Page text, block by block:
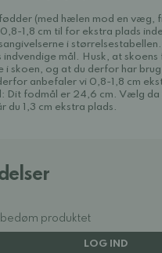
(med hælen mod en væg,
1,8 cm til for ekstra plads
i
indvendige mål. Husk, at
i skoen, og at du derfor har
anbefaler vi 0,8-1,8 cm
Dit fodmål er 24,6 cm. Vælg
du 1,3 cm ekstra plads.
bedøm produktet
LOG IND